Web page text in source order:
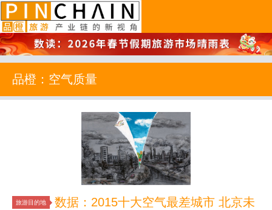
品橙旅游
品橙：空气质量
旅游目的地
数据：2015十大空气最差城市 北京未